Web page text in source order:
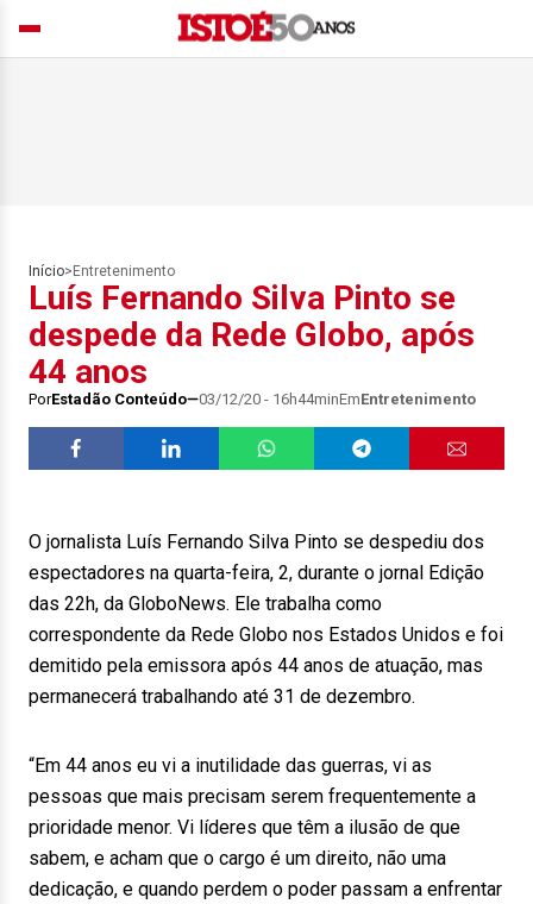
Início> Entretenimento
Luís Fernando Silva Pinto se
despede da Rede Globo, após
44 anos
PorEstadão Conteúdo 03/12/20 - 16h44minEmEntretenimento
O jornalista Luís Fernando Silva Pinto se despediu dos
espectadores na quarta-feira, 2, durante o jornal Edição
das 22h, da GloboNews. Ele trabalha como
correspondente da Rede Globo nos Estados Unidos e foi
demitido pela emissora após 44 anos de atuação, mas
permanecerá trabalhando até 31 de dezembro.
“Em 44 anos eu vi a inutilidade das guerras, vi as
pessoas que mais precisam serem frequentemente a
prioridade menor. Vi líderes que têm a ilusão de que
sabem, e acham que o cargo é um direito, não uma
dedicação, e quando perdem o poder passam a enfrentar